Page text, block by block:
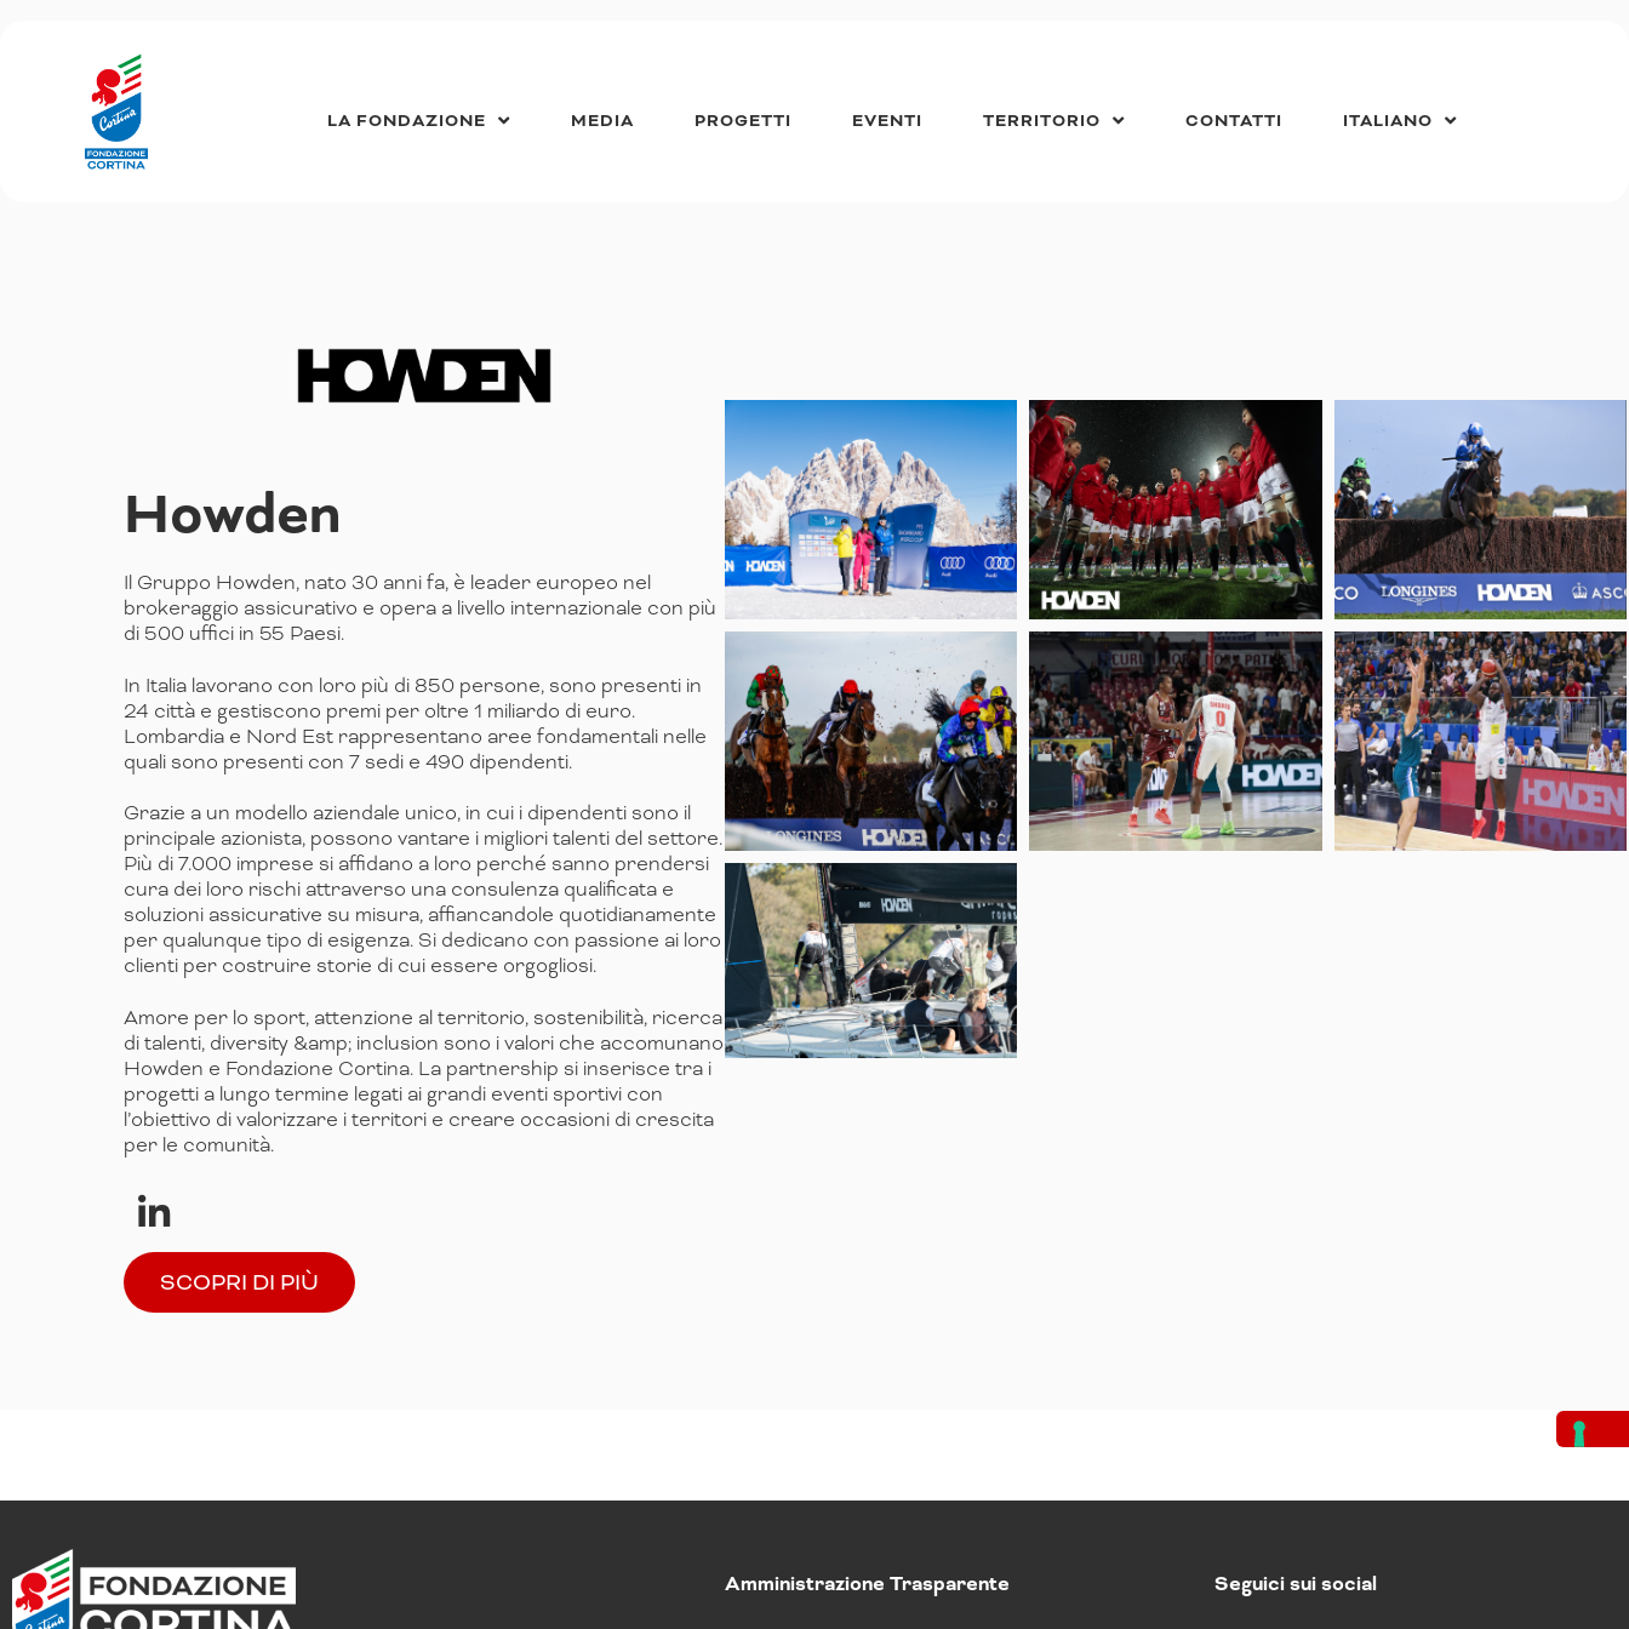
contenuto
LA FONDAZIONE MEDIA PROGETTI EVENTI TERRITORIO CONTATTI ITALIANO
Howden
Il Gruppo Howden, nato 30 anni fa, è leader europeo nel
brokeraggio assicurativo e opera a livello internazionale con più
di 500 uffici in 55 Paesi.
In Italia lavorano con loro più di 850 persone, sono presenti in
24 città e gestiscono premi per oltre 1 miliardo di euro.
Lombardia e Nord Est rappresentano aree fondamentali nelle
quali sono presenti con 7 sedi e 490 dipendenti.
Grazie a un modello aziendale unico, in cui i dipendenti sono il
principale azionista, possono vantare i migliori talenti del settore.
Più di 7.000 imprese si affidano a loro perché sanno prendersi
cura dei loro rischi attraverso una consulenza qualificata e
soluzioni assicurative su misura, affiancandole quotidianamente
per qualunque tipo di esigenza. Si dedicano con passione ai loro
clienti per costruire storie di cui essere orgogliosi.
Amore per lo sport, attenzione al territorio, sostenibilità, ricerca
di talenti, diversity &amp; inclusion sono i valori che accomunano
Howden e Fondazione Cortina. La partnership si inserisce tra i
progetti a lungo termine legati ai grandi eventi sportivi con
l’obiettivo di valorizzare i territori e creare occasioni di crescita
per le comunità.
SCOPRI DI PIÙ
Amministrazione Trasparente Seguici sui social